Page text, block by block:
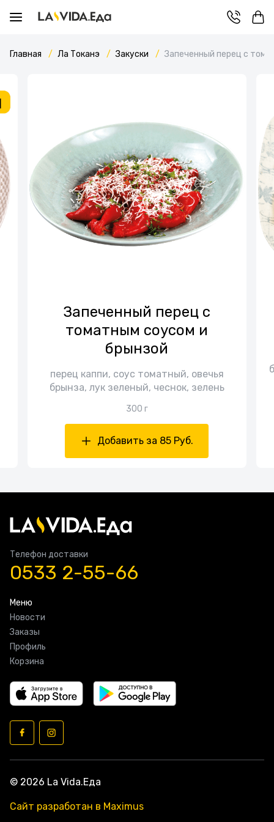
Главная Ла Токанэ Закуски Запеченный перец с
Запеченный перец с
томатным соусом и
брынзой
перец каппи, соус томатный, овечья
брынза, лук зеленый, чеснок, зелень
300 г
Добавить за 85 Руб.
Телефон доставки
0533 2-55-66
Меню
Новости
Заказы
Профиль
Корзина
© 2026 La Vida.Еда
Сайт разработан в Maximus